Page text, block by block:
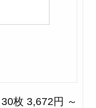
30枚 3,672円 ～